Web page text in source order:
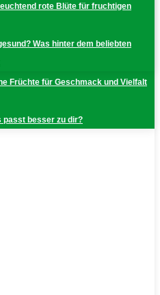
rote Blüte für fruchtigen
Was hinter dem beliebten
Früchte für Geschmack und Vielfalt
passt besser zu dir?